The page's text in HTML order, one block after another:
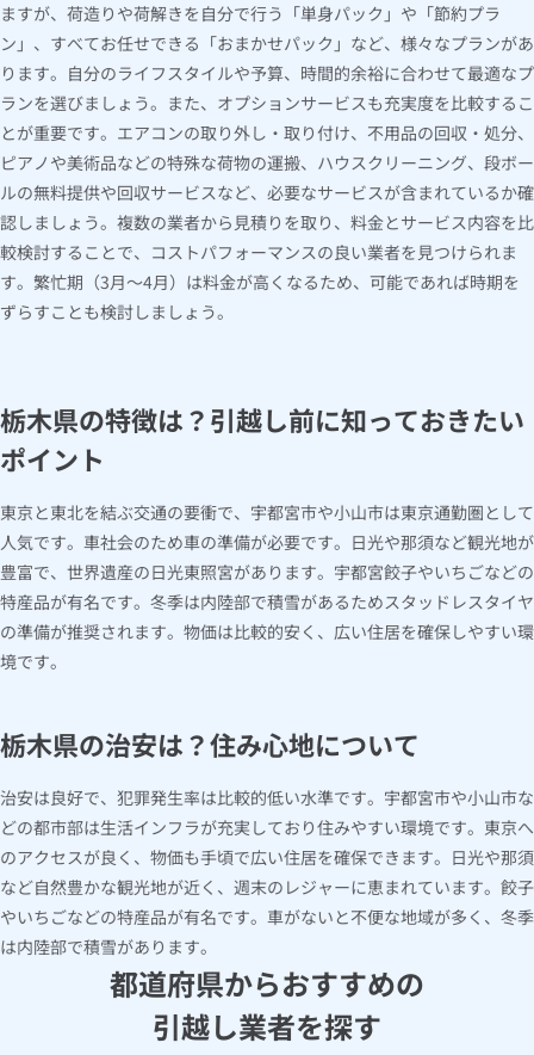
ますが、荷造りや荷解きを自分で行う「単身パック」や「節約プラ
ン」、すべてお任せできる「おまかせパック」など、様々なプランがあ
ります。自分のライフスタイルや予算、時間的余裕に合わせて最適なプ
ランを選びましょう。また、オプションサービスも充実度を比較するこ
とが重要です。エアコンの取り外し・取り付け、不用品の回収・処分、
ピアノや美術品などの特殊な荷物の運搬、ハウスクリーニング、段ボー
ルの無料提供や回収サービスなど、必要なサービスが含まれているか確
認しましょう。複数の業者から見積りを取り、料金とサービス内容を比
較検討することで、コストパフォーマンスの良い業者を見つけられま
す。繁忙期（3月～4月）は料金が高くなるため、可能であれば時期を
ずらすことも検討しましょう。
栃木県の特徴は？引越し前に知っておきたい
ポイント
東京と東北を結ぶ交通の要衝で、宇都宮市や小山市は東京通勤圏として
人気です。車社会のため車の準備が必要です。日光や那須など観光地が
豊富で、世界遺産の日光東照宮があります。宇都宮餃子やいちごなどの
特産品が有名です。冬季は内陸部で積雪があるためスタッドレスタイヤ
の準備が推奨されます。物価は比較的安く、広い住居を確保しやすい環
境です。
栃木県の治安は？住み心地について
治安は良好で、犯罪発生率は比較的低い水準です。宇都宮市や小山市な
どの都市部は生活インフラが充実しており住みやすい環境です。東京へ
のアクセスが良く、物価も手頃で広い住居を確保できます。日光や那須
など自然豊かな観光地が近く、週末のレジャーに恵まれています。餃子
やいちごなどの特産品が有名です。車がないと不便な地域が多く、冬季
は内陸部で積雪があります。
都道府県からおすすめの
引越し業者を探す